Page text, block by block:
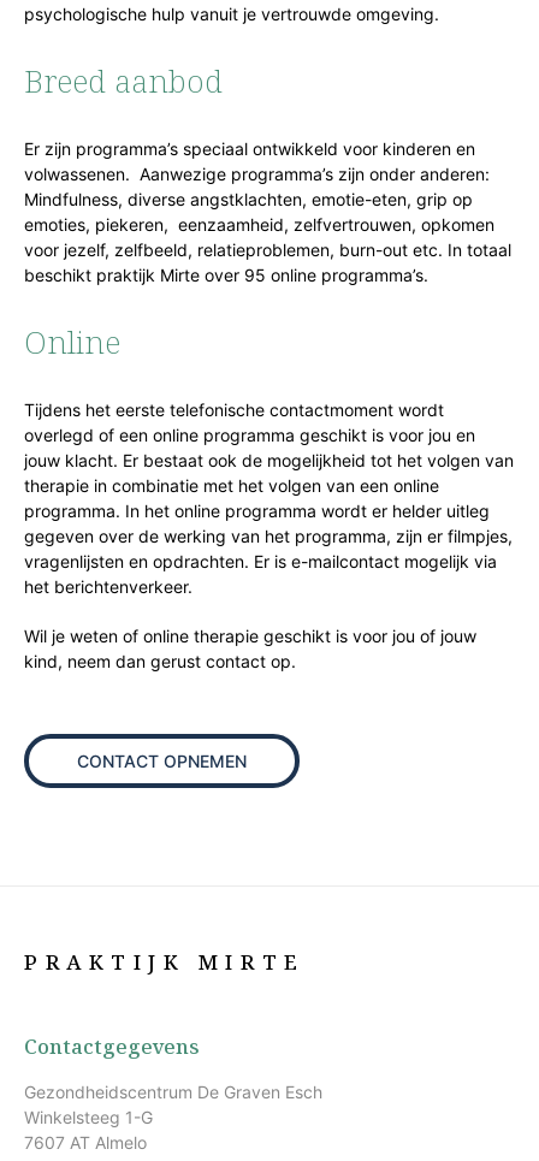
psychologische hulp vanuit je vertrouwde omgeving.
Breed aanbod
Er zijn programma’s speciaal ontwikkeld voor kinderen en
volwassenen. Aanwezige programma’s zijn onder anderen:
Mindfulness, diverse angstklachten, emotie-eten, grip op
emoties, piekeren, eenzaamheid, zelfvertrouwen, opkomen
voor jezelf, zelfbeeld, relatieproblemen, burn-out etc. In totaal
beschikt praktijk Mirte over 95 online programma’s.
Online
Tijdens het eerste telefonische contactmoment wordt
overlegd of een online programma geschikt is voor jou en
jouw klacht. Er bestaat ook de mogelijkheid tot het volgen van
therapie in combinatie met het volgen van een online
programma. In het online programma wordt er helder uitleg
gegeven over de werking van het programma, zijn er filmpjes,
vragenlijsten en opdrachten. Er is e-mailcontact mogelijk via
het berichtenverkeer.
Wil je weten of online therapie geschikt is voor jou of jouw
kind, neem dan gerust contact op.
CONTACT OPNEMEN
PRAKTIJK MIRTE
Contactgegevens
Gezondheidscentrum De Graven Esch
Winkelsteeg 1-G
7607 AT Almelo